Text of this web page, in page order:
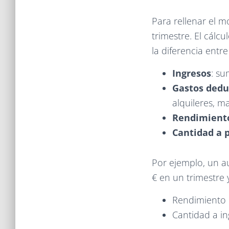
Para rellenar el
trimestre. El
la diferencia
Ingresos:
Gastos
alquileres,
Cantidad a
Por ejemplo, un
€ en un trimestre
Rendimiento
Cantidad a